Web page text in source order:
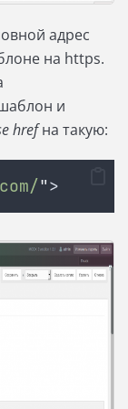
адрес
на https.
и
hrefна такую:
">